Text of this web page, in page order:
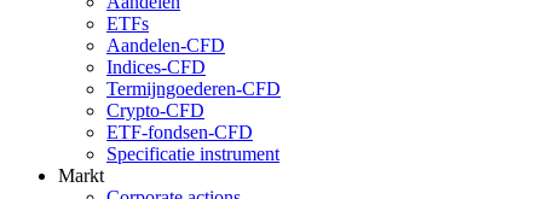
ETFs
Aandelen-CFD
Indices-CFD
Termijngoederen-CFD
Crypto-CFD
ETF-fondsen-CFD
Specificatie instrument
Markt